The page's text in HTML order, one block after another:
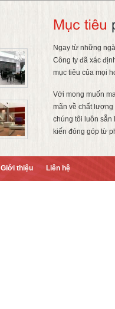
Ngay từ những
Công ty đã xác
mục tiêu của mọi
Với mong muốn
mãn về chất
chúng tôi luôn sẵn
kiến đóng góp từ
Giới thiệu Liên hệ